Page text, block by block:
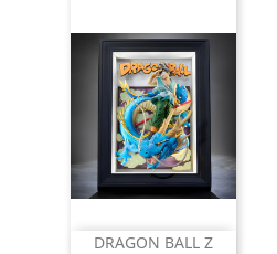
DRAGON BALL Z